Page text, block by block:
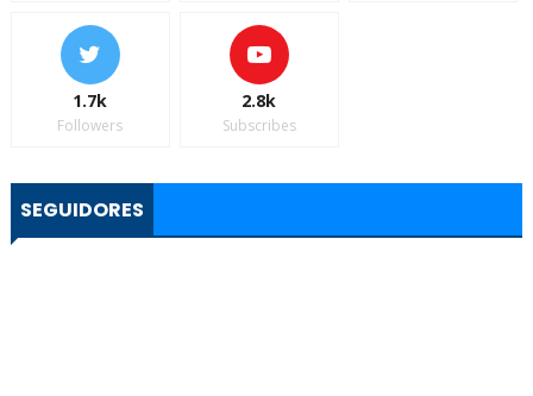
1.7k
Followers
2.8k
Subscribes
SEGUIDORES